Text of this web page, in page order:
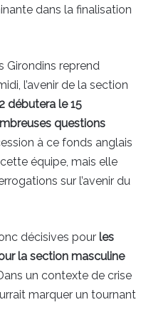
dans la finalisation
Girondins reprend
l’avenir de la section
débutera le 15
questions
à ce fonds anglais
équipe, mais elle
sur l’avenir du
décisives pour les
la section masculine
un contexte de crise
marquer un tournant